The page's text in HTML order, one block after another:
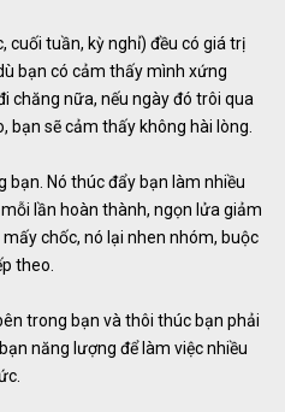
cuối tuần, kỳ nghỉ) đều có giá trị
bạn có cảm thấy mình xứng
chăng nữa, nếu ngày đó trôi qua
bạn sẽ cảm thấy không hài lòng.
Nó thúc đẩy bạn làm nhiều
lần hoàn thành, ngọn lửa giảm
chốc, nó lại nhen nhóm, buộc
theo.
trong bạn và thôi thúc bạn phải
năng lượng để làm việc nhiều